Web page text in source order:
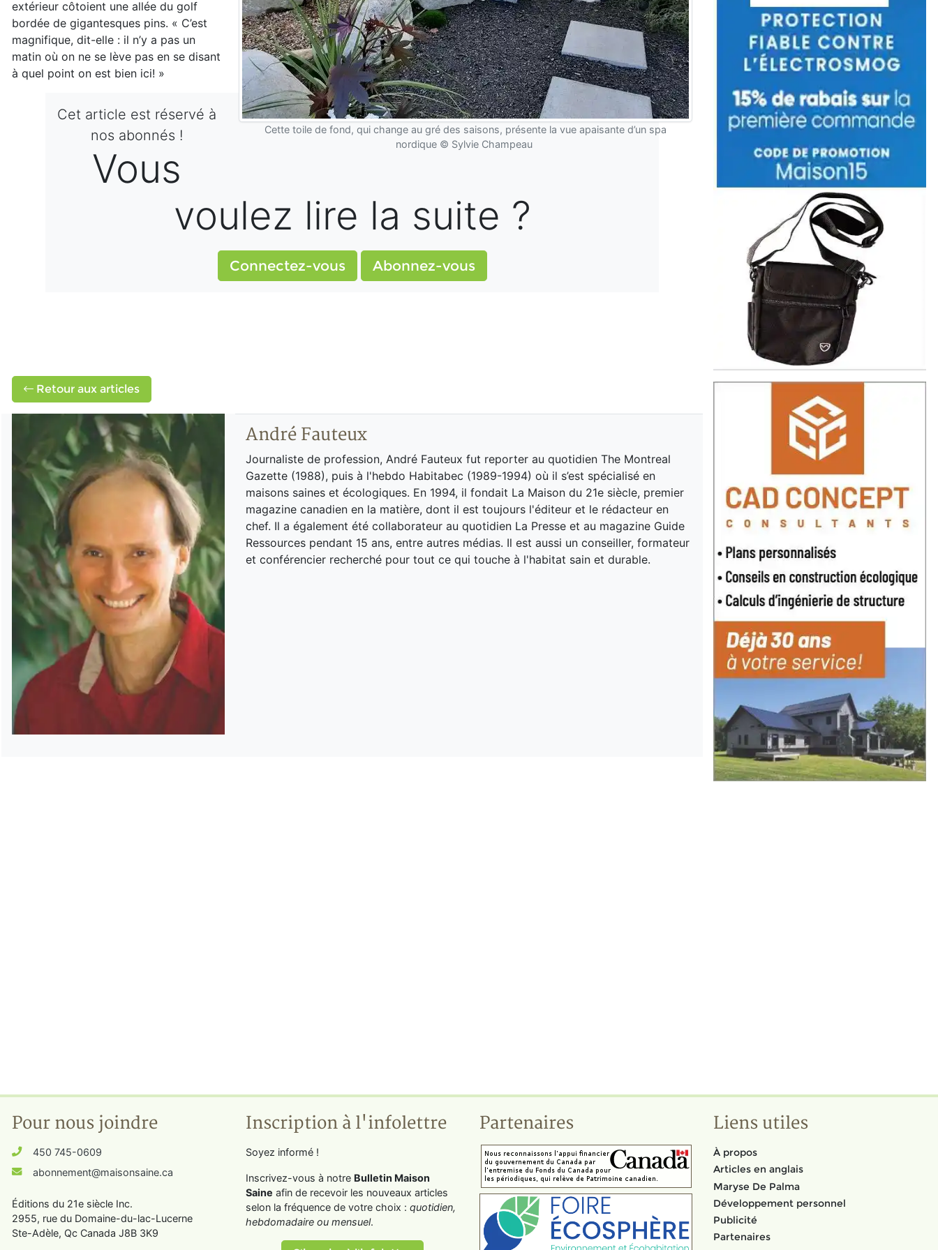
Cette toile de fond, qui change au gré des saisons, présente la vue apaisante d’un spa
nordique © Sylvie Champeau
extérieur côtoient une allée du golf
bordée de gigantesques pins. « C’est
magnifique, dit-elle : il n’y a pas un
matin où on ne se lève pas en se disant
à quel point on est bien ici! »
Cet article est réservé à
nos abonnés !
Vous
voulez lire la suite ?
Connectez-vous Abonnez-vous
Retour aux articles
André Fauteux
Journaliste de profession, André Fauteux fut reporter au quotidien The Montreal
Gazette (1988), puis à l'hebdo Habitabec (1989-1994) où il s’est spécialisé en
maisons saines et écologiques. En 1994, il fondait La Maison du 21e siècle, premier
magazine canadien en la matière, dont il est toujours l'éditeur et le rédacteur en
chef. Il a également été collaborateur au quotidien La Presse et au magazine Guide
Ressources pendant 15 ans, entre autres médias. Il est aussi un conseiller, formateur
et conférencier recherché pour tout ce qui touche à l'habitat sain et durable.
Pour nous joindre
450 745-0609
abonnement@maisonsaine.ca
Éditions du 21e siècle Inc.
2955, rue du Domaine-du-lac-Lucerne
Ste-Adèle, Qc Canada J8B 3K9
Inscription à l'infolettre
Soyez informé !
Inscrivez-vous à notre Bulletin Maison
Saine afin de recevoir les nouveaux articles
selon la fréquence de votre choix : quotidien,
hebdomadaire ou mensuel.
Partenaires Liens utiles
À propos
Articles en anglais
Maryse De Palma
Développement personnel
Publicité
Partenaires